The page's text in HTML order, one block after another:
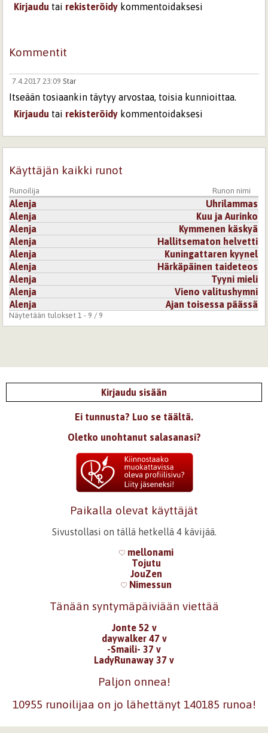
Kirjaudu tai rekisteröidy kommentoidaksesi
Kommentit
7.4.2017 23:09 Star
Itseään tosiaankin täytyy arvostaa, toisia kunnioittaa.
Kirjaudu tai rekisteröidy kommentoidaksesi
Käyttäjän kaikki runot
Runoilija Runon nimi
Alenja
Uhrilammas
Alenja
Kuu ja Aurinko
Alenja
Kymmenen käskyä
Alenja
Hallitsematon helvetti
Alenja
Kuningattaren kyynel
Alenja
Härkäpäinen taideteos
Alenja
Tyyni mieli
Alenja
Vieno valitushymni
Alenja
Ajan toisessa päässä
Näytetään tulokset 1 - 9 / 9
Kirjaudu sisään
Ei tunnusta? Luo se täältä.
Oletko unohtanut salasanasi?
Paikalla olevat käyttäjät
Sivustollasi on tällä hetkellä 4 kävijää.
mellonami
Tojutu
JouZen
Nimessun
Tänään syntymäpäiviään viettää
Jonte 52 v
daywalker 47 v
-Smaili- 37 v
LadyRunaway 37 v
Paljon onnea!
10955 runoilijaa on jo lähettänyt 140185 runoa!